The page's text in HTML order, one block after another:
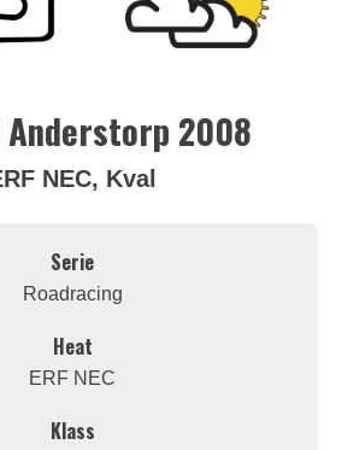
Anderstorp 2008
NEC, Kval
Serie
Roadracing
Heat
ERF NEC
Klass